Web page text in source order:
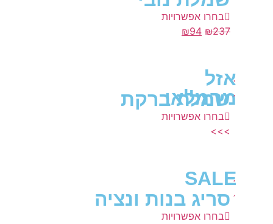
בחרו אפשרויות
₪237
₪94
שמלת ברקת
בחרו אפשרויות
>>>
אזל
מהמלאי
SALE
סריג בנות ונציה
בחרו אפשרויות